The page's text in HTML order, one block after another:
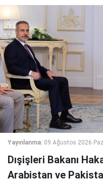
Yayınlanma: 09 Ağustos 2026
Dışişleri Bakanı
Arabistan ve